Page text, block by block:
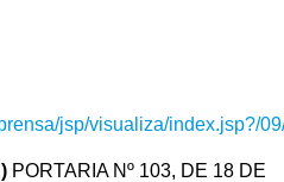
jsp/visualiza/index.jsp?/
PORTARIA Nº 103, DE 18 DE